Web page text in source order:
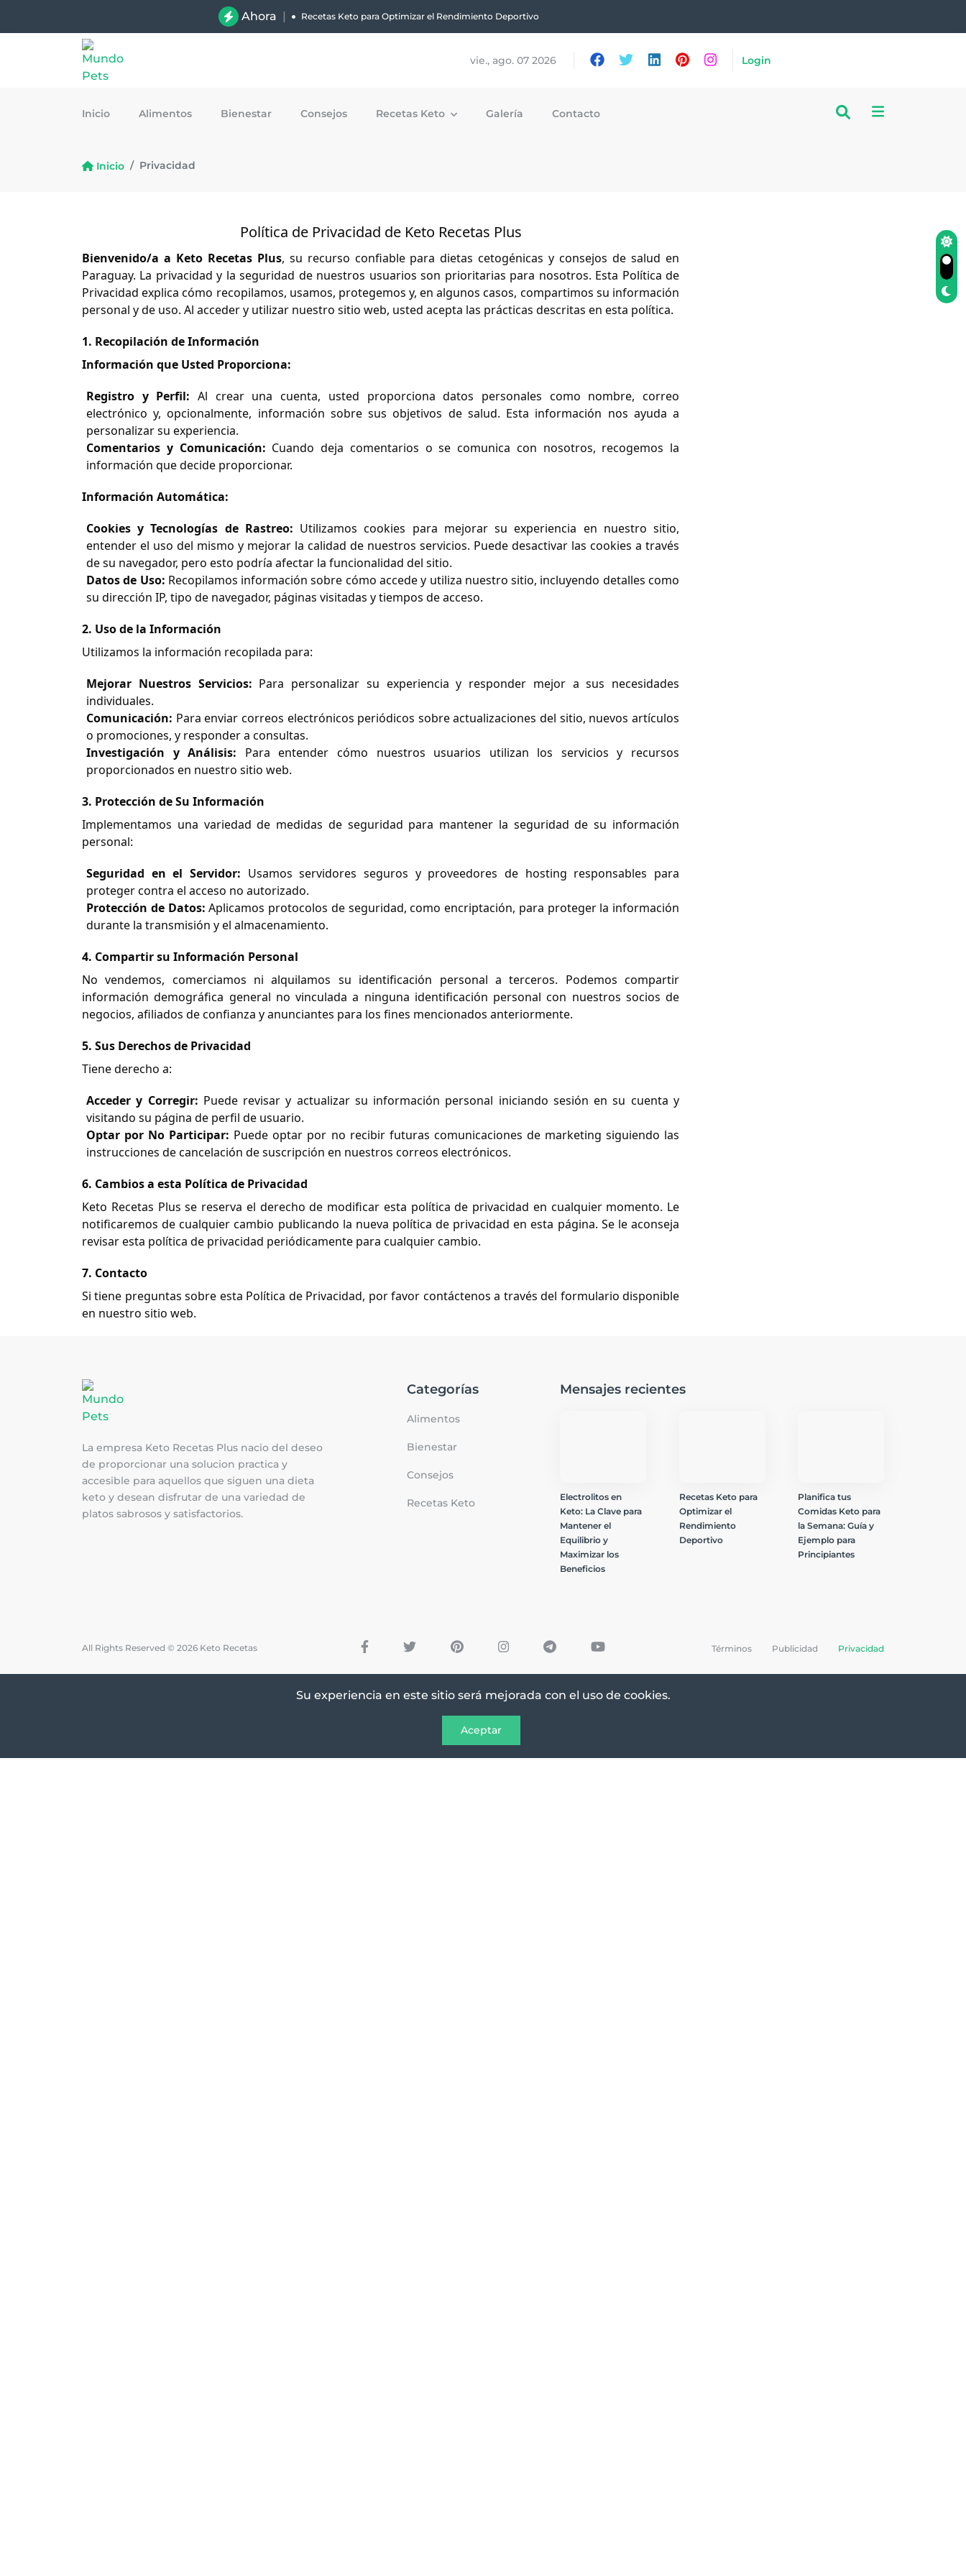
Ahora | Recetas Keto para Optimizar el Rendimiento Deportivo
vie., ago. 07 2026 Login
Inicio Alimentos Bienestar Consejos Recetas Keto Galería Contacto
Inicio Privacidad
Política de Privacidad de Keto Recetas Plus
Bienvenido/a a Keto Recetas Plus, su recurso confiable para dietas cetogénicas y consejos de salud en
Paraguay. La privacidad y la seguridad de nuestros usuarios son prioritarias para nosotros. Esta Política de
Privacidad explica cómo recopilamos, usamos, protegemos y, en algunos casos, compartimos su información
personal y de uso. Al acceder y utilizar nuestro sitio web, usted acepta las prácticas descritas en esta política.
1. Recopilación de Información
Información que Usted Proporciona:
Registro y Perfil: Al crear una cuenta, usted proporciona datos personales como nombre, correo
electrónico y, opcionalmente, información sobre sus objetivos de salud. Esta información nos ayuda a
personalizar su experiencia.
Comentarios y Comunicación: Cuando deja comentarios o se comunica con nosotros, recogemos la
información que decide proporcionar.
Información Automática:
Cookies y Tecnologías de Rastreo: Utilizamos cookies para mejorar su experiencia en nuestro sitio,
entender el uso del mismo y mejorar la calidad de nuestros servicios. Puede desactivar las cookies a través
de su navegador, pero esto podría afectar la funcionalidad del sitio.
Datos de Uso: Recopilamos información sobre cómo accede y utiliza nuestro sitio, incluyendo detalles como
su dirección IP, tipo de navegador, páginas visitadas y tiempos de acceso.
2. Uso de la Información
Utilizamos la información recopilada para:
Mejorar Nuestros Servicios: Para personalizar su experiencia y responder mejor a sus necesidades
individuales.
Comunicación: Para enviar correos electrónicos periódicos sobre actualizaciones del sitio, nuevos artículos
o promociones, y responder a consultas.
Investigación y Análisis: Para entender cómo nuestros usuarios utilizan los servicios y recursos
proporcionados en nuestro sitio web.
3. Protección de Su Información
Implementamos una variedad de medidas de seguridad para mantener la seguridad de su información
personal:
Seguridad en el Servidor: Usamos servidores seguros y proveedores de hosting responsables para
proteger contra el acceso no autorizado.
Protección de Datos: Aplicamos protocolos de seguridad, como encriptación, para proteger la información
durante la transmisión y el almacenamiento.
4. Compartir su Información Personal
No vendemos, comerciamos ni alquilamos su identificación personal a terceros. Podemos compartir
información demográfica general no vinculada a ninguna identificación personal con nuestros socios de
negocios, afiliados de confianza y anunciantes para los fines mencionados anteriormente.
5. Sus Derechos de Privacidad
Tiene derecho a:
Acceder y Corregir: Puede revisar y actualizar su información personal iniciando sesión en su cuenta y
visitando su página de perfil de usuario.
Optar por No Participar: Puede optar por no recibir futuras comunicaciones de marketing siguiendo las
instrucciones de cancelación de suscripción en nuestros correos electrónicos.
6. Cambios a esta Política de Privacidad
Keto Recetas Plus se reserva el derecho de modificar esta política de privacidad en cualquier momento. Le
notificaremos de cualquier cambio publicando la nueva política de privacidad en esta página. Se le aconseja
revisar esta política de privacidad periódicamente para cualquier cambio.
7. Contacto
Si tiene preguntas sobre esta Política de Privacidad, por favor contáctenos a través del formulario disponible
en nuestro sitio web.
La empresa Keto Recetas Plus nacio del deseo
de proporcionar una solucion practica y
accesible para aquellos que siguen una dieta
keto y desean disfrutar de una variedad de
platos sabrosos y satisfactorios.
Categorías
Alimentos
Bienestar
Consejos
Recetas Keto
Mensajes recientes
Electrolitos en
Keto: La Clave para
Mantener el
Equilibrio y
Maximizar los
Beneficios
Recetas Keto para
Optimizar el
Rendimiento
Deportivo
Planifica tus
Comidas Keto para
la Semana: Guía y
Ejemplo para
Principiantes
All Rights Reserved © 2026 Keto Recetas Términos Publicidad Privacidad
Su experiencia en este sitio será mejorada con el uso de cookies.
Aceptar